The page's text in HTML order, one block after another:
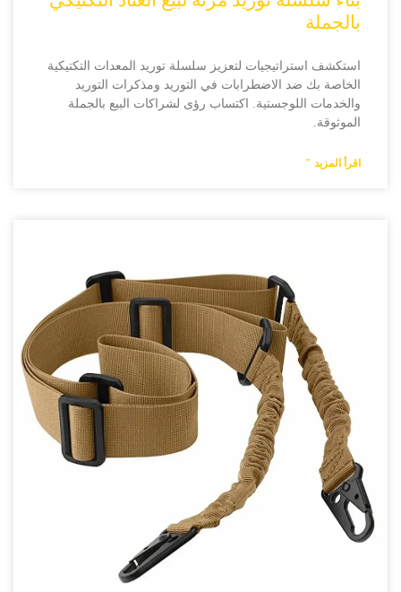
بالجملة
استكشف استراتيجيات لتعزيز سلسلة توريد المعدات التكتيكية
الخاصة بك ضد الاضطرابات في التوريد ومذكرات التوريد
والخدمات اللوجستية. اكتساب رؤى لشراكات البيع بالجملة
الموثوقة.
اقرأ المزيد "